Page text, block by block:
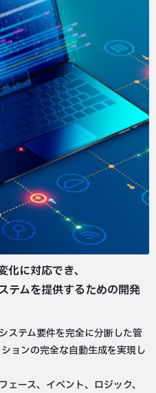
に対応でき、
テムを提供するための開発
ステム要件を完全に分断した管
ョンの完全な自動生成を実現し
ース、イベント、ロジック、